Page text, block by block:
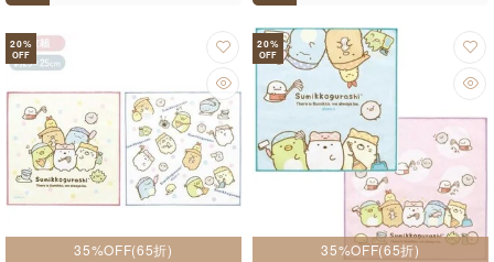
20%
OFF
35%OFF(65折)
20%
OFF
35%OFF(65折)